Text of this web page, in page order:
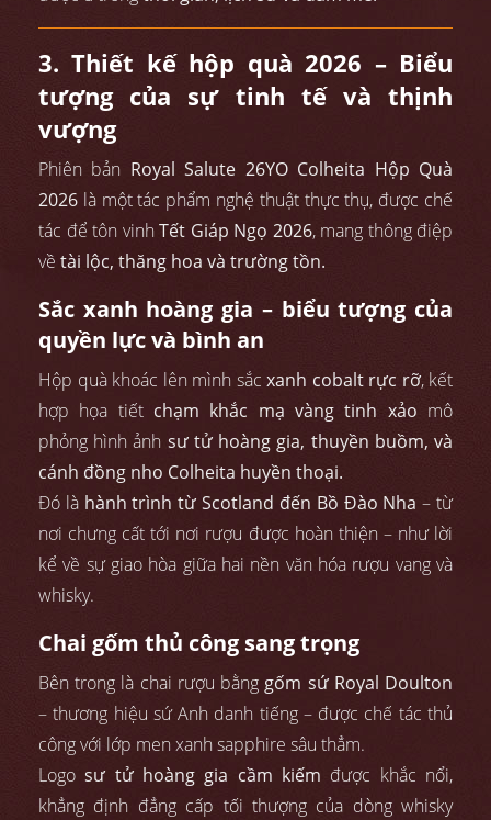
3. Thiết kế hộp quà 2026 – Biểu
tượng của sự tinh tế và thịnh
vượng
Phiên bản Royal Salute 26YO Colheita Hộp Quà
2026 là một tác phẩm nghệ thuật thực thụ, được chế
tác để tôn vinhTết Giáp Ngọ 2026, mang thông điệp
về tài lộc, thăng hoa và trường tồn.
Sắc xanh hoàng gia – biểu tượng của
quyền lực và bình an
Hộp quà khoác lên mình sắc xanh cobalt rực rỡ, kết
hợp họa tiết chạm khắc mạ vàng tinh xảo mô
phỏng hình ảnh sư tử hoàng gia, thuyền buồm, và
cánh đồng nho Colheita huyền thoại.
Đó là hành trình từ Scotland đến Bồ Đào Nha – từ
nơi chưng cất tới nơi rượu được hoàn thiện – như lời
kể về sự giao hòa giữa hai nền văn hóa rượu vang và
whisky.
Chai gốm thủ công sang trọng
Bên trong là chai rượu bằng gốm sứ Royal Doulton
– thương hiệu sứ Anh danh tiếng – được chế tác thủ
công với lớp men xanh sapphire sâu thẳm.
Logosư tử hoàng gia cầm kiếm được khắc nổi,
khẳng định đẳng cấp tối thượng của dòng whisky